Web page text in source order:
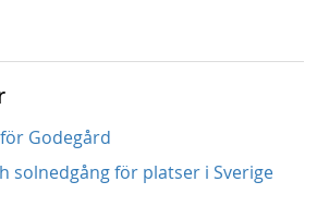
Godegård
solnedgång för platser i Sverige